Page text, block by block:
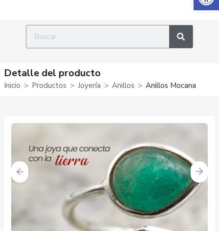
Detalle del producto
Inicio Productos Joyería Anillos Anillos Mocana